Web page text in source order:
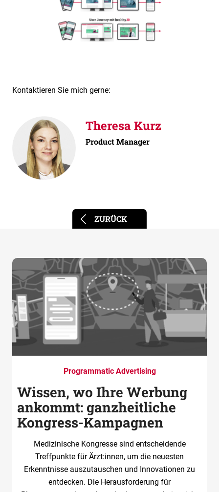
Kontaktieren Sie mich gerne:
Theresa Kurz
Product Manager
ZURÜCK
Programmatic Advertising
Wissen, wo Ihre Werbung
ankommt: ganzheitliche
Kongress-Kampagnen
Medizinische Kongresse sind entscheidende
Treffpunkte für Ärzt:innen, um die neuesten
Erkenntnisse auszutauschen und Innovationen zu
entdecken. Die Herausforderung für